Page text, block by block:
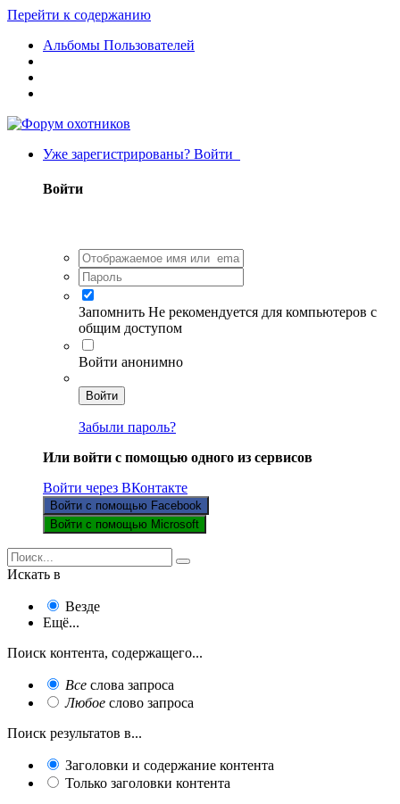
Перейти к содержанию
Альбомы Пользователей
Уже зарегистрированы? Войти
Войти
Запомнить Не рекомендуется для компьютеров с
общим доступом
Войти анонимно
Войти
Забыли пароль?
Или войти с помощью одного из сервисов
Войти через ВКонтакте
Войти с помощью Facebook
Войти с помощью Microsoft
Искать в
Везде
Ещё...
Поиск контента, содержащего...
Все слова запроса
Любое слово запроса
Поиск результатов в...
Заголовки и содержание контента
Только заголовки контента